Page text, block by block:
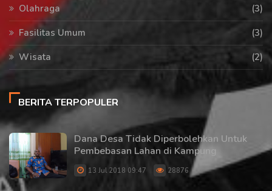
Olahraga
(3)
Fasilitas Umum
(3)
Wisata
(2)
BERITA TERPOPULER
Dana Desa Tidak Diperbolehkan Untuk
Pembebasan Lahan di Kampung
13 Jul 2018 09:47 28876